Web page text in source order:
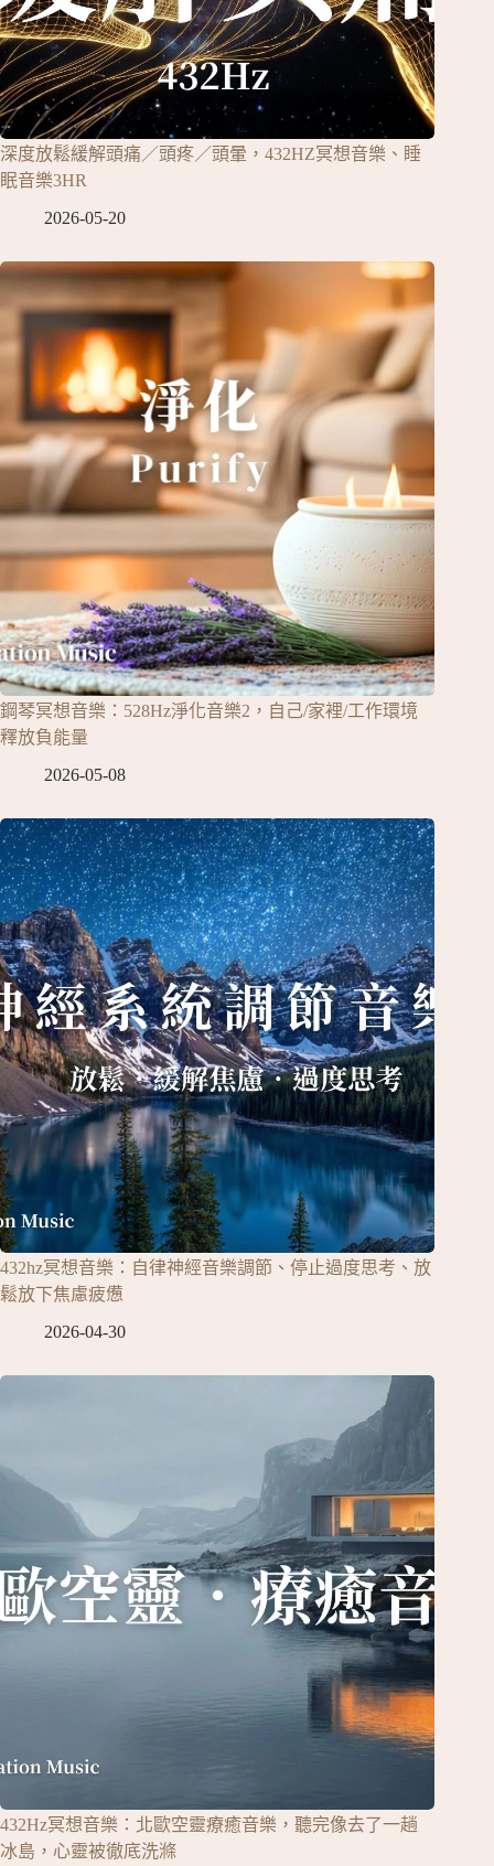
深度放鬆緩解頭痛／頭疼／頭暈，432HZ冥想音樂、睡
眠音樂3HR
2026-05-20
鋼琴冥想音樂：528Hz淨化音樂2，自己/家裡/工作環境
釋放負能量
2026-05-08
432hz冥想音樂：自律神經音樂調節、停止過度思考、放
鬆放下焦慮疲憊
2026-04-30
432Hz冥想音樂：北歐空靈療癒音樂，聽完像去了一趟
冰島，心靈被徹底洗滌